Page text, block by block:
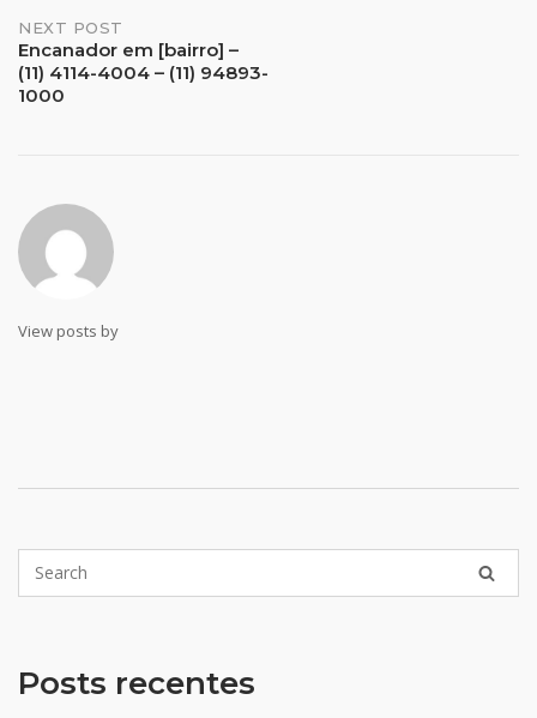
Post
navigation
NEXT POST
Encanador em [bairro] –
(11) 4114-4004 – (11) 94893-
1000
View posts by
Posts recentes